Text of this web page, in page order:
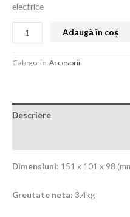
electrice
Adaugă în coș
Categorie:Accesorii
Descriere
Dimensiuni: 151 x 101 x 98
Greutate neta: 3.4kg